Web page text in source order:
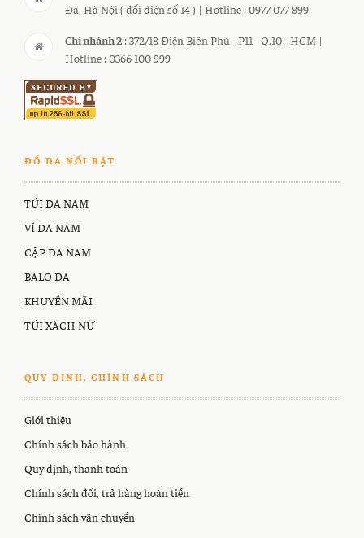
Đa, Hà Nội ( đối diện số 14 ) | Hotline : 0977 077 899
Chi nhánh 2 : 372/18 Điện Biên Phủ - P11 - Q.10 - HCM |
Hotline : 0366 100 999
ĐỒ DA NỔI BẬT
TÚI DA NAM
VÍ DA NAM
CẶP DA NAM
BALO DA
KHUYẾN MÃI
TÚI XÁCH NỮ
QUY ĐINH, CHÍNH SÁCH
Giới thiệu
Chính sách bảo hành
Quy định, thanh toán
Chính sách đổi, trả hàng hoàn tiền
Chính sách vận chuyển